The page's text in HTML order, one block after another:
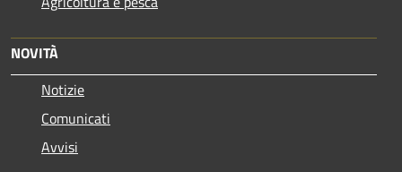
NOVITÀ
Notizie
Comunicati
Avvisi